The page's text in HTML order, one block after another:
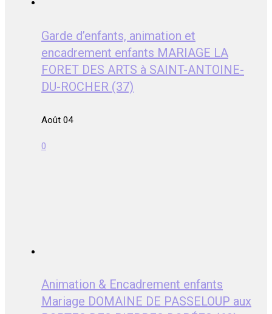
Garde d’enfants, animation et
encadrement enfants MARIAGE LA
FORET DES ARTS à SAINT-ANTOINE-
DU-ROCHER (37)
Août 04
0
Animation & Encadrement enfants
Mariage DOMAINE DE PASSELOUP aux